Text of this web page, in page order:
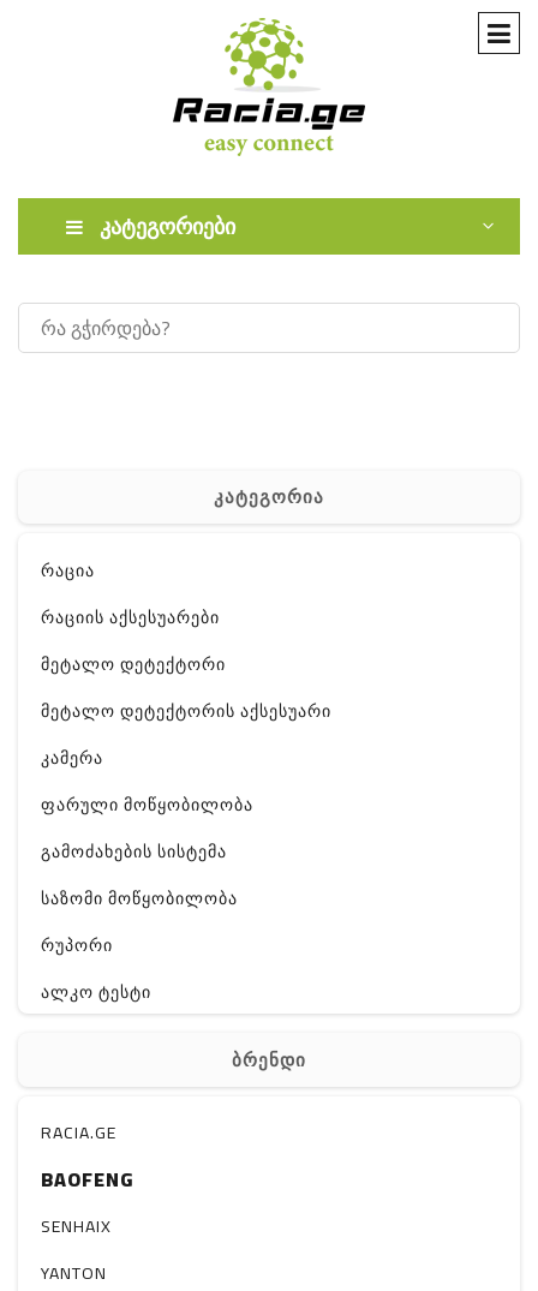
კატეგორიები
კატეგორია
რაცია
რაციის აქსესუარები
მეტალო დეტექტორი
მეტალო დეტექტორის აქსესუარი
კამერა
ფარული მოწყობილობა
გამოძახების სისტემა
საზომი მოწყობილობა
რუპორი
ალკო ტესტი
ელ. მოწყობილობები
მაგნიტი
სხვა
ბრენდი
RACIA.GE
BAOFENG
SENHAIX
YANTON